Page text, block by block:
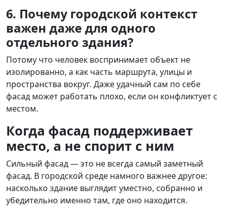
6. Почему городской контекст
важен даже для одного
отдельного здания?
Потому что человек воспринимает объект не
изолированно, а как часть маршрута, улицы и
пространства вокруг. Даже удачный сам по себе
фасад может работать плохо, если он конфликтует с
местом.
Когда фасад поддерживает
место, а не спорит с ним
Сильный фасад — это не всегда самый заметный
фасад. В городской среде намного важнее другое:
насколько здание выглядит уместно, собранно и
убедительно именно там, где оно находится.